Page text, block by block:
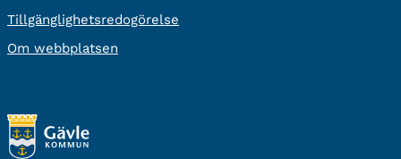
Tillgänglighetsredogörelse
Om webbplatsen